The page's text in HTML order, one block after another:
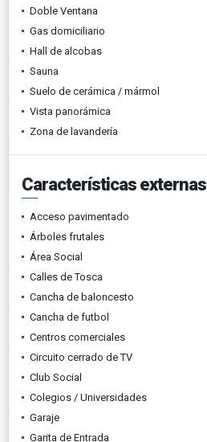
Doble Ventana
Gas domiciliario
Hall de alcobas
Sauna
Suelo de cerámica / mármol
Vista panorámica
Zona de lavandería
Características externas
Acceso pavimentado
Árboles frutales
Área Social
Calles de Tosca
Cancha de baloncesto
Cancha de futbol
Centros comerciales
Circuito cerrado de TV
Club Social
Colegios / Universidades
Garaje
Garita de Entrada